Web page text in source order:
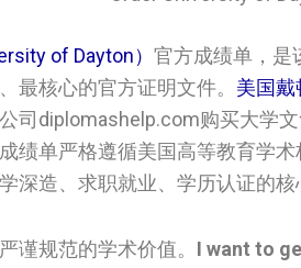
of Dayton） 官方成绩单，是
最核心的官方证明文件。 美国‌戴
司diplomashelp.com购买大学
绩单严格遵循美国高等教育学
深造、求职就业、学历认证的核
谨规范的学术价值。 I want to